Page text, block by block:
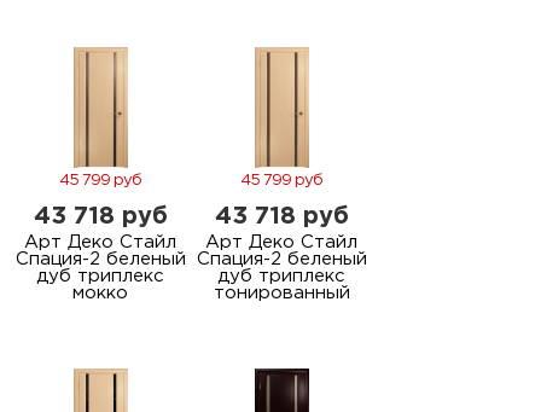
45 799 руб
43 718 руб
Арт Деко Стайл
Спация-2 беленый
дуб триплекс
мокко
45 799 руб
43 718 руб
Арт Деко Стайл
Спация-2 беленый
дуб триплекс
тонированный